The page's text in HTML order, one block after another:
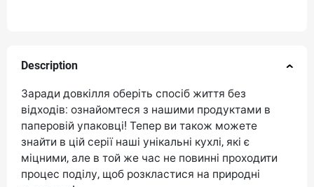
Description
Заради довкілля оберіть спосіб життя без
відходів: ознайомтеся з нашими продуктами в
паперовій упаковці! Тепер ви також можете
знайти в цій серії наші унікальні кухлі, які є
міцними, але в той же час не повинні проходити
процес поділу, щоб розкластися на природні